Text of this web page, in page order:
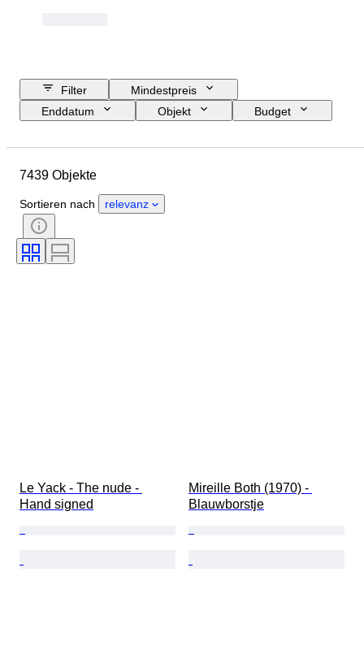
Filter
Mindestpreis
Enddatum
Objekt
Budget
Periode
Verkauft von
7439 Objekte
Sortieren nach relevanz
Le Yack - The nude -
Hand signed
Mireille Both (1970) -
Blauwborstje